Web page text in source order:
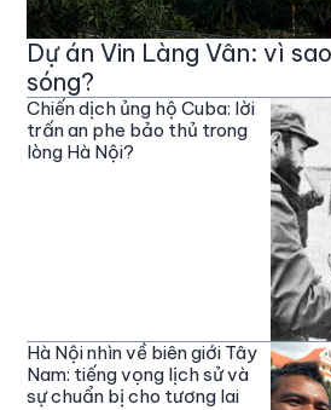
Dự án Vin Làng Vân: vì
sóng?
Chiến dịch ủng hộ Cuba: lời
trấn an phe bảo thủ trong
lòng Hà Nội?
Hà Nội nhìn về biên giới Tây
Nam: tiếng vọng lịch sử và
sự chuẩn bị cho tương lai